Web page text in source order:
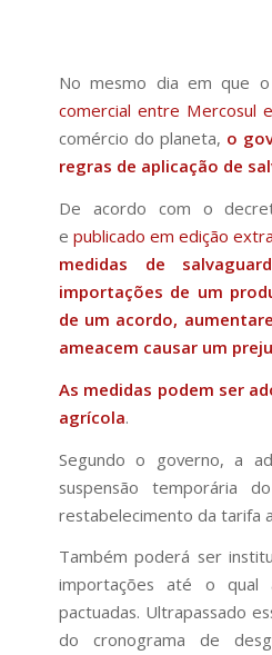
No mesmo dia em que o
comercial entre Mercosul
comércio do planeta, o
regras de aplicação de
De acordo com o
e publicado em edição
medidas de
importações de um
de um acordo,
ameacem causar um
As medidas podem ser
agrícola.
Segundo o governo, a
suspensão temporária
restabelecimento da tarifa
Também poderá ser
importações até o qual
pactuadas. Ultrapassado
do cronograma de